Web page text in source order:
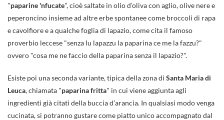
"paparine 'nfucate", cioè saltate in olio d’oliva con aglio, olive nere e
peperoncino insieme ad altre erbe spontanee come broccoli di rapa
e cavolfiore e a qualche foglia di lapazio, come cita il famoso
proverbio leccese "senza lu lapazzu la paparina ce me la fazzu?"
ovvero "cosa me ne faccio della paparina senza il lapazio?".
Esiste poi una seconda variante, tipica della zona di Santa Maria di
Leuca, chiamata "paparina fritta" in cui viene aggiunta agli
ingredienti già citati della buccia d’arancia. In qualsiasi modo venga
cucinata, si potranno gustare come piatto unico accompagnato dal